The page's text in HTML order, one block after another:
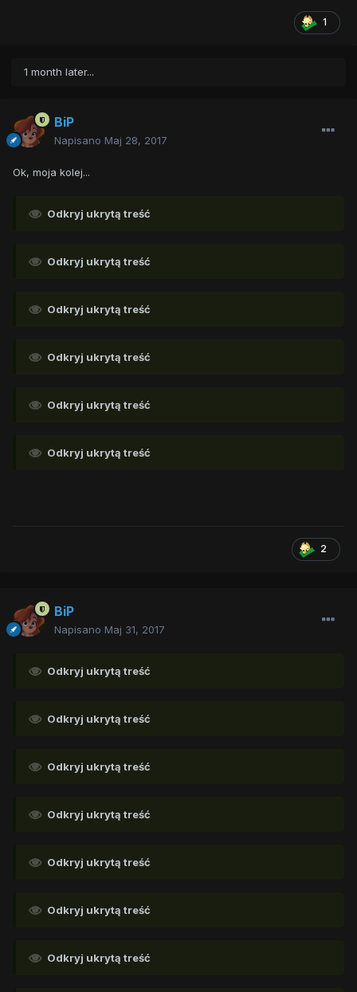
1
1 month later...
BiP
Napisano Maj 28, 2017
Ok, moja kolej...
Odkryj ukrytą treść
Odkryj ukrytą treść
Odkryj ukrytą treść
Odkryj ukrytą treść
Odkryj ukrytą treść
Odkryj ukrytą treść
2
BiP
Napisano Maj 31, 2017
Odkryj ukrytą treść
Odkryj ukrytą treść
Odkryj ukrytą treść
Odkryj ukrytą treść
Odkryj ukrytą treść
Odkryj ukrytą treść
Odkryj ukrytą treść